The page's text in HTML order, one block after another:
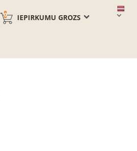
IEPIRKUMU GROZS
0